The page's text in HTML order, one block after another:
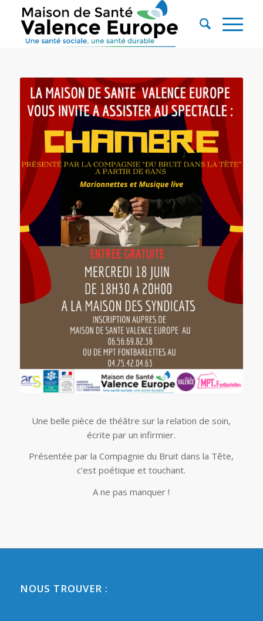
Une belle pièce de théâtre sur la relation de soin,
écrite par un infirmier.
Présentée par la Compagnie du Bruit dans la Tête,
c’est poétique et touchant.
A ne pas manquer !
NOUS TROUVER :